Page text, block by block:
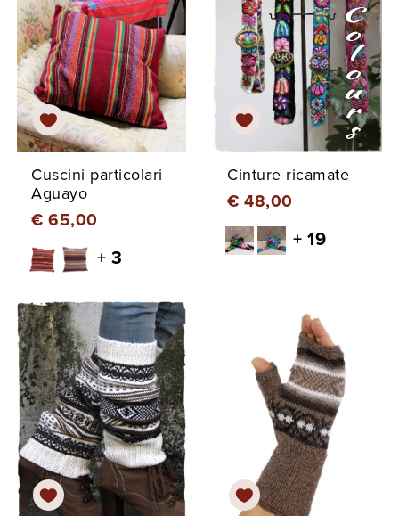
Cuscini particolari
Aguayo
€ 65,00
+ 3
Cinture ricamate
€ 48,00
+ 19